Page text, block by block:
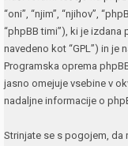
“oni”, “njim”, “njihov”,
“phpBB timi”), ki je izdana
navedeno kot “GPL”) in je
Programska oprema
jasno omejuje vsebine v
nadaljne informacije o
Strinjate se s pogojem, da